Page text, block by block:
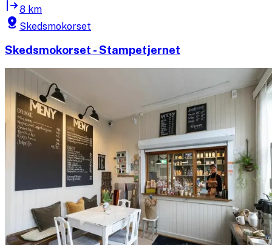
8 km
Skedsmokorset
Skedsmokorset - Stampetjernet